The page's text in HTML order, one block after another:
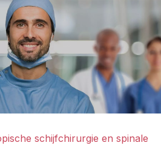
schijfchirurgie en spinale